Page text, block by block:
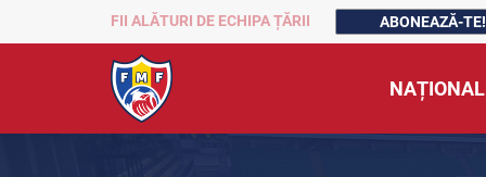
FII ALĂTURI DE ECHIPA ȚĂRII ABONEAZĂ-TE!